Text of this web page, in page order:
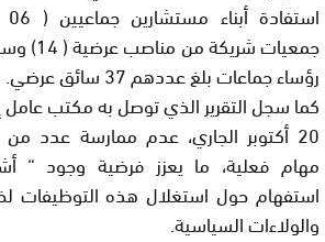
جمعيات
رؤساء جماعات بلغ عددهم 37 سائق عرضي.
كما سجل التقرير الذي توصل به مكتب عامل
20 أكتوبر الجاري، عدم ممارسة عدد
مهام فعلية، ما يعزز فرضية وجود “
استفهام حول استغلال هذه التوظيفات
والولاءات السياسية.